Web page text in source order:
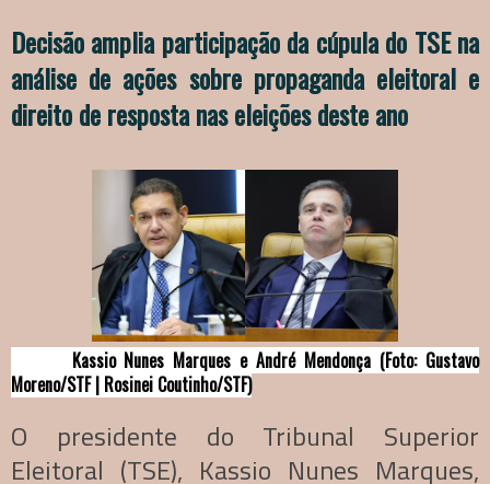
Decisão amplia participação da cúpula do TSE na
análise de ações sobre propaganda eleitoral e
direito de resposta nas eleições deste ano
Kassio Nunes Marques e André Mendonça (Foto: Gustavo
Moreno/STF | Rosinei Coutinho/STF)
O presidente do Tribunal Superior
Eleitoral (TSE), Kassio Nunes Marques,